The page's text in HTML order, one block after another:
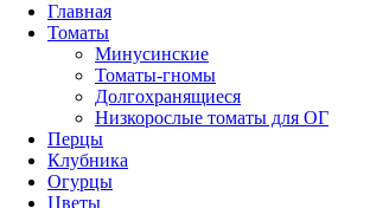
Главная
Томаты
Минусинские
Томаты-гномы
Долгохранящиеся
Низкорослые томаты для ОГ
Перцы
Клубника
Огурцы
Цветы